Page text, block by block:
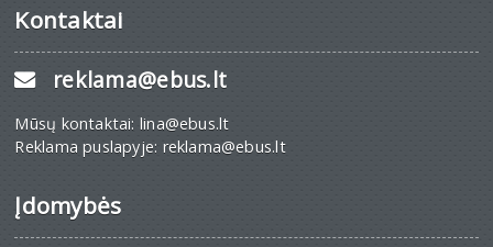
Kontaktai
reklama@ebus.lt
Mūsų kontaktai: lina@ebus.lt
Reklama puslapyje: reklama@ebus.lt
Įdomybės